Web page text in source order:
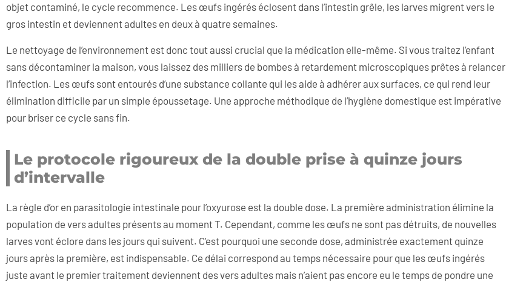
objet contaminé, le cycle recommence. Les œufs ingérés éclosent dans l’intestin grêle, les larves migrent vers le
gros intestin et deviennent adultes en deux à quatre semaines.
Le nettoyage de l’environnement est donc tout aussi crucial que la médication elle-même. Si vous traitez l’enfant
sans décontaminer la maison, vous laissez des milliers de bombes à retardement microscopiques prêtes à relancer
l’infection. Les œufs sont entourés d’une substance collante qui les aide à adhérer aux surfaces, ce qui rend leur
élimination difficile par un simple époussetage. Une approche méthodique de l’hygiène domestique est impérative
pour briser ce cycle sans fin.
Le protocole rigoureux de la double prise à quinze jours
d’intervalle
La règle d’or en parasitologie intestinale pour l’oxyurose est la double dose. La première administration élimine la
population de vers adultes présents au moment T. Cependant, comme les œufs ne sont pas détruits, de nouvelles
larves vont éclore dans les jours qui suivent. C’est pourquoi une seconde dose, administrée exactement quinze
jours après la première, est indispensable. Ce délai correspond au temps nécessaire pour que les œufs ingérés
juste avant le premier traitement deviennent des vers adultes mais n’aient pas encore eu le temps de pondre une